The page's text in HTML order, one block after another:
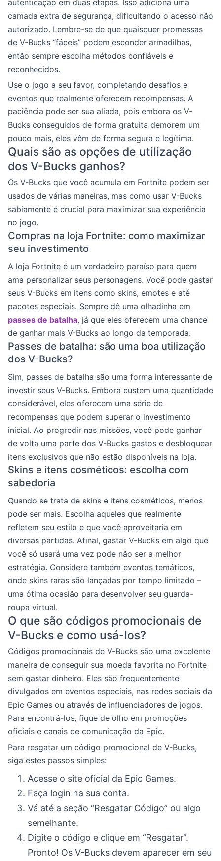
autenticação em duas etapas. Isso adiciona uma
camada extra de segurança, dificultando o acesso não
autorizado. Lembre-se de que quaisquer promessas
de V-Bucks “fáceis” podem esconder armadilhas,
então sempre escolha métodos confiáveis e
reconhecidos.
Use o jogo a seu favor, completando desafios e
eventos que realmente oferecem recompensas. A
paciência pode ser sua aliada, pois embora os V-
Bucks conseguidos de forma gratuita demorem um
pouco mais, eles vêm de forma segura e legítima.
Quais são as opções de utilização
dos V-Bucks ganhos?
Os V-Bucks que você acumula em Fortnite podem ser
usados de várias maneiras, mas como usar V-Bucks
sabiamente é crucial para maximizar sua experiência
no jogo.
Compras na loja Fortnite: como maximizar
seu investimento
A loja Fortnite é um verdadeiro paraíso para quem
ama personalizar seus personagens. Você pode gastar
seus V-Bucks em itens como skins, emotes e até
pacotes especiais. Sempre dê uma olhadinha em
passes de batalha, já que eles oferecem uma chance
de ganhar mais V-Bucks ao longo da temporada.
Passes de batalha: são uma boa utilização
dos V-Bucks?
Sim, passes de batalha são uma forma interessante de
investir seus V-Bucks. Embora custem uma quantidade
considerável, eles oferecem uma série de
recompensas que podem superar o investimento
inicial. Ao progredir nas missões, você pode ganhar
de volta uma parte dos V-Bucks gastos e desbloquear
itens exclusivos que não estão disponíveis na loja.
Skins e itens cosméticos: escolha com
sabedoria
Quando se trata de skins e itens cosméticos, menos
pode ser mais. Escolha aqueles que realmente
refletem seu estilo e que você aproveitaria em
diversas partidas. Afinal, gastar V-Bucks em algo que
você só usará uma vez pode não ser a melhor
estratégia. Considere também eventos temáticos,
onde skins raras são lançadas por tempo limitado –
uma ótima ocasião para desenvolver seu guarda-
roupa virtual.
O que são códigos promocionais de
V-Bucks e como usá-los?
Códigos promocionais de V-Bucks são uma excelente
maneira de conseguir sua moeda favorita no Fortnite
sem gastar dinheiro. Eles são frequentemente
divulgados em eventos especiais, nas redes sociais da
Epic Games ou através de influenciadores de jogos.
Para encontrá-los, fique de olho em promoções
oficiais e canais de comunicação da Epic.
Para resgatar um código promocional de V-Bucks,
siga estes passos simples:
Acesse o site oficial da Epic Games.
Faça login na sua conta.
Vá até a seção “Resgatar Código” ou algo
semelhante.
Digite o código e clique em “Resgatar”.
Pronto! Os V-Bucks devem aparecer em seu